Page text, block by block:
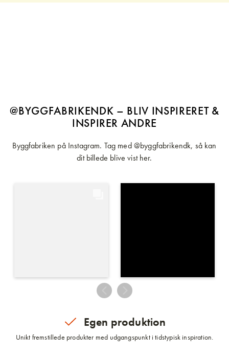
@BYGGFABRIKENDK – BLIV INSPIRERET &
INSPIRER ANDRE
Byggfabriken på Instagram. Tag med @byggfabrikendk, så kan
dit billede blive vist her.
Egen produktion
Unikt fremstillede produkter med udgangspunkt i tidstypisk inspiration.